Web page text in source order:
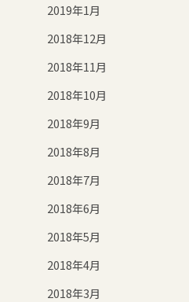
2019年1月
2018年12月
2018年11月
2018年10月
2018年9月
2018年8月
2018年7月
2018年6月
2018年5月
2018年4月
2018年3月